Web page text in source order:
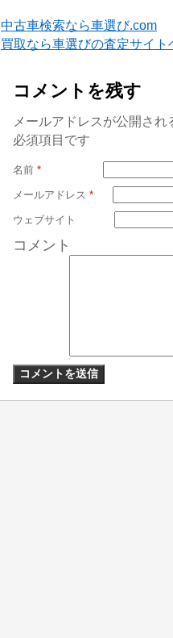
中古車検索なら車選び.com
買取なら車選びの査定サイト
コメントを残す
メールアドレスが公開さ
必須項目です
名前 *
メールアドレス *
ウェブサイト
コメント